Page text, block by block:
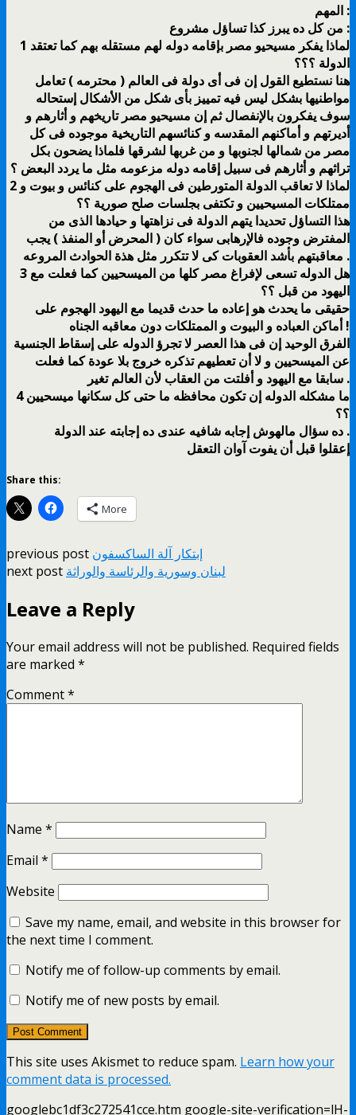
المهم :
من كل ده يبرز كذا تساؤل مشروع :
1 لماذا يفكر مسيحيو مصر بإقامه دوله لهم مستقله بهم كما تعتقد
الدولة ؟؟؟
هنا نستطيع القول إن فى أى دولة فى العالم ( محترمه ) تعامل
مواطنيها بشكل ليس فيه تمييز بأى شكل من الأشكال إستحاله
سوف يفكرون بالإنفصال ثم إن مسيحيو مصر تاريخهم و أثارهم و
أديرتهم و أماكنهم المقدسه و كنائسهم التاريخية موجوده فى كل
مصر من شمالها لجنوبها و من غربها لشرقها فلماذا يضحون بكل
تراثهم و أثارهم فى سبيل إقامه دوله مزعومه مثل ما يردد البعض ؟
2 لماذا لا تعاقب الدولة المتورطين فى الهجوم على كنائس و بيوت و
ممتلكات المسيحيين و تكتفى بجلسات صلح صورية ؟؟
هذا التساؤل تحديدا يتهم الدولة فى نزاهتها و حيادها الذى من
المفترض وجوده فالإرهابى سواء كان ( المحرض أو المنفذ ) يجب
معاقبتهم بأشد العقوبات كى لا تتكرر مثل هذة الحوادث المروعه .
3 هل الدوله تسعى لإفراغ مصر كلها من الميسحيين كما فعلت مع
اليهود من قبل ؟؟
حقيقى ما يحدث هو إعاده ما حدث قديما مع اليهود الهجوم على
أماكن العباده و البيوت و الممتلكات دون معاقبه الجناه !
الفرق الوحيد إن فى هذا العصر لا تجرؤ الدوله على إسقاط الجنسية
عن الميسحيين و لا أن تعطيهم تذكره خروج بلا عودة كما فعلت
سابقا مع اليهود و أفلتت من العقاب لأن العالم تغير .
4 ما مشكله الدوله إن تكون محافظه ما حتى كل سكانها ميسحيين
؟؟
ده سؤال مالهوش إجابه شافيه عندى ده إجابته عند الدولة .
إعقلوا قبل أن يفوت آوان التعقل
Share this:
More
previous post إبتكار آلة الساكسفون
next post لبنان وسورية والرئاسة والوراثة
Leave a Reply
Your email address will not be published. Required fields
are marked *
Comment*
Name *
Email *
Website
Save my name, email, and website in this browser for
the next time I comment.
Notify me of follow-up comments by email.
Notify me of new posts by email.
This site uses Akismet to reduce spam. Learn how your
comment data is processed.
googlebc1df3c272541cce.htm google-site-verification=lH-